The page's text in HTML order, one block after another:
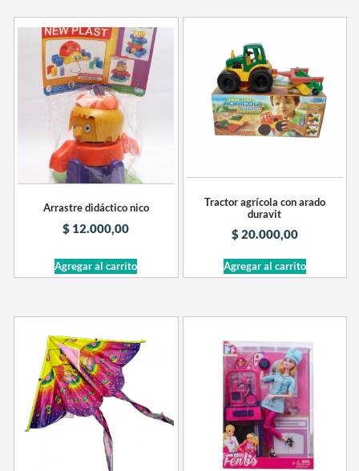
Arrastre didáctico nico
$ 12.000,00
Agregar al carrito
Tractor agrícola con arado
duravit
$20.000,00
Agregar al carrito